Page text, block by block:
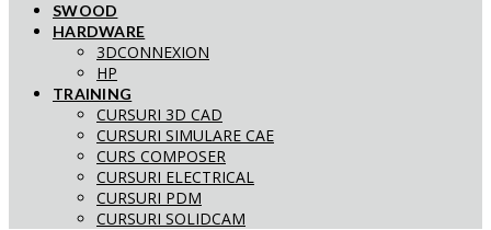
SWOOD
HARDWARE
3DCONNEXION
HP
TRAINING
CURSURI 3D CAD
CURSURI SIMULARE CAE
CURS COMPOSER
CURSURI ELECTRICAL
CURSURI PDM
CURSURI SOLIDCAM